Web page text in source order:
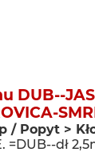
DUB--
/ Popyt >
=DUB--dł